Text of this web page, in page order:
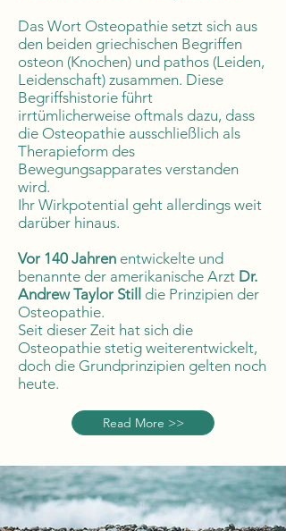
Das Wort Osteopathie setzt sich aus
den beiden griechischen Begriffen
osteon (Knochen) und pathos (Leiden,
Leidenschaft) zusammen. Diese
Begriffshistorie führt
irrtümlicherweise oftmals dazu, dass
die Osteopathie ausschließlich als
Therapieform des
Bewegungsapparates verstanden
wird.
Ihr Wirkpotential geht allerdings weit
darüber hinaus.
Vor 140 Jahren entwickelte und
benannte der amerikanische Arzt Dr.
Andrew Taylor Still
die Prinzipien der
Osteopathie.
Seit dieser Zeit hat sich die
Osteopathie stetig weiterentwickelt,
doch die Grundprinzipien gelten noch
heute.
Read More >>